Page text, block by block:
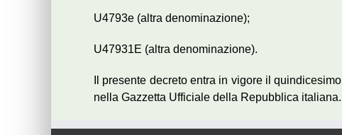
U4793e (altra denominazione);
U47931E (altra denominazione).
Il presente decreto entra in vigore il
nella Gazzetta Ufficiale della Repubblica italiana.